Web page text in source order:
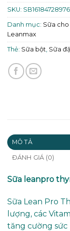
SKU: SB16184728976
Danh mục: Sữa
Leanmax
Thẻ: Sữa bột, Sữa
MÔ TẢ
ĐÁNH GIÁ (0)
Sữa leanpro
Sữa Lean Pro
lượng, các
tăng cường sức